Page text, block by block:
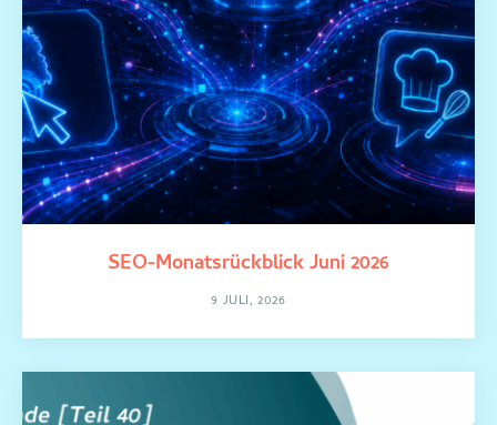
SEO-Monatsrückblick Juni 2026
9 JULI, 2026